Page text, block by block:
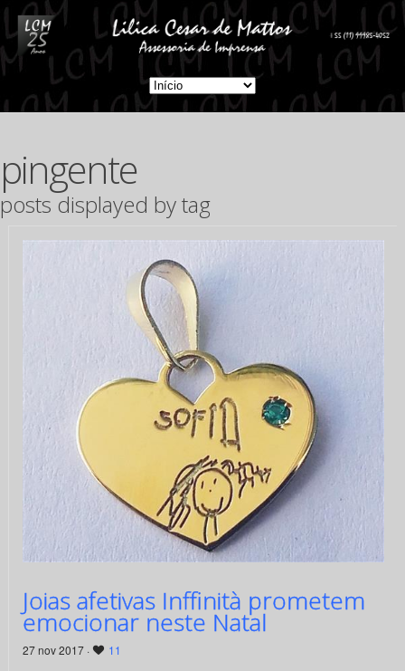
pingente
posts displayed by tag
Joias afetivas Inffinità prometem
emocionar neste Natal
27 nov 2017 · 11